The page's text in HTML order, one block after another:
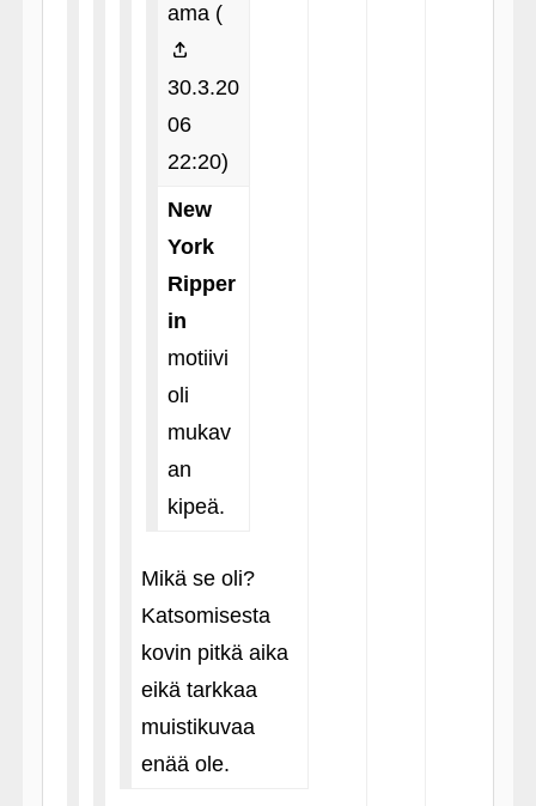
ama (
30.3.20
06
22:20)
New
York
Ripper
in
motiivi
oli
mukav
an
kipeä.
Mikä se oli?
Katsomisesta
kovin pitkä aika
eikä tarkkaa
muistikuvaa
enää ole.